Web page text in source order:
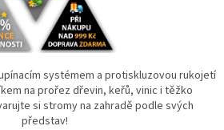
systémem a protiskluzovou rukojetí
na prořez dřevin, keřů, vinic i těžko
si stromy na zahradě podle svých
představ!